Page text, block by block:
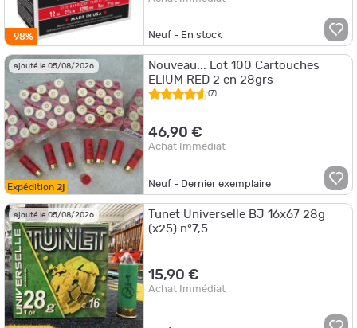
-98% Neuf - En stock
ajouté le 05/08/2026
Expédition 2j
Nouveau... Lot 100 Cartouches
ELIUM RED 2 en 28grs
(7)
46,90 €
Achat Immédiat
Neuf - Dernier exemplaire
ajouté le 05/08/2026
Tunet Universelle BJ 16x67 28g
(x25) n°7,5
15,90 €
Achat Immédiat